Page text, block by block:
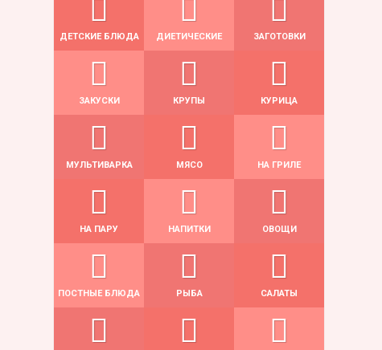
ДЕТСКИЕ БЛЮДА ДИЕТИЧЕСКИЕ ЗАГОТОВКИ
ЗАКУСКИ КРУПЫ КУРИЦА
МУЛЬТИВАРКА МЯСО НА ГРИЛЕ
НА ПАРУ НАПИТКИ ОВОЩИ
ПОСТНЫЕ БЛЮДА РЫБА САЛАТЫ